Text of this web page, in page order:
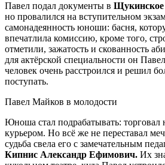
Павел подал документы в Щукинское
но провалился на вступительном
самонадеянность юноши: басня,
впечатлила комиссию, кроме того,
отметили, зажатость и скованность
для актёрской специальности он
человек очень расстроился и решил
поступать.
Павел Майков в молодости
Юноша стал подрабатывать: торговал
курьером. Но всё же не переставал
судьба свела его с замечательным
Кипнис Александр Ефимович. Их